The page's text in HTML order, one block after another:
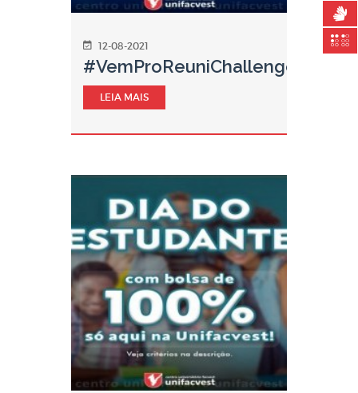
12-08-2021
#VemProReuniChallengeSC
LEIA MAIS